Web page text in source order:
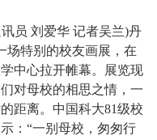
员 刘爱华 记者吴兰)丹
场特别的校友画展，在
中心拉开帷幕。展览现
对母校的相思之情，一
距离。中国科大81级校
：“一别母校，匆匆行